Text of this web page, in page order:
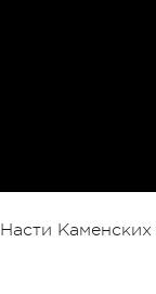
Каменских